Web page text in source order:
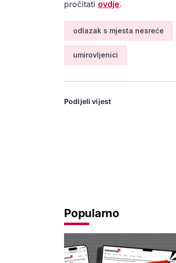
pročitati ovdje.
odlazak s mjesta nesreće
umirovljenici
Podijeli vijest
Popularno